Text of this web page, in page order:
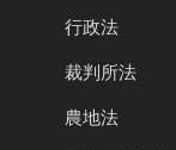
行政法
裁判所法
農地法